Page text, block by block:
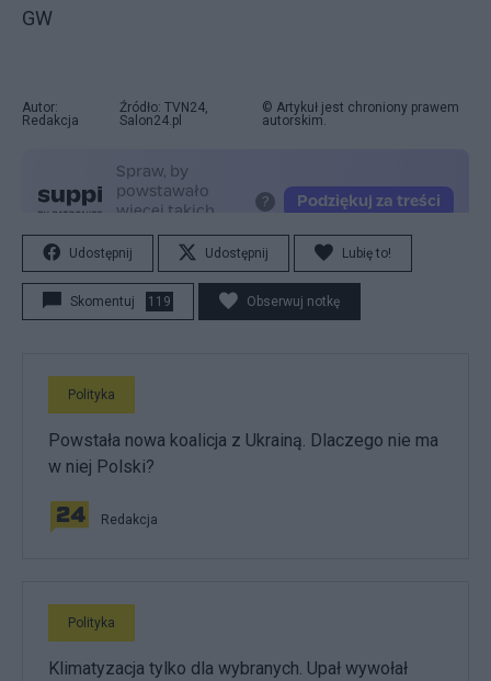
GW
Autor:
Redakcja
Źródło: TVN24,
Salon24.pl
© Artykuł jest chroniony prawem
autorskim.
Udostępnij Udostępnij Lubię to!
Skomentuj 119 Obserwuj notkę
Polityka
Powstała nowa koalicja z Ukrainą. Dlaczego nie ma
w niej Polski?
Redakcja
Polityka
Klimatyzacja tylko dla wybranych. Upał wywołał